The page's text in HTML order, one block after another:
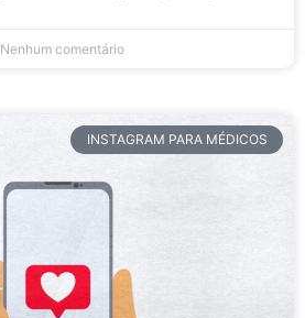
Nenhum comentário
INSTAGRAM PARA MÉDICOS